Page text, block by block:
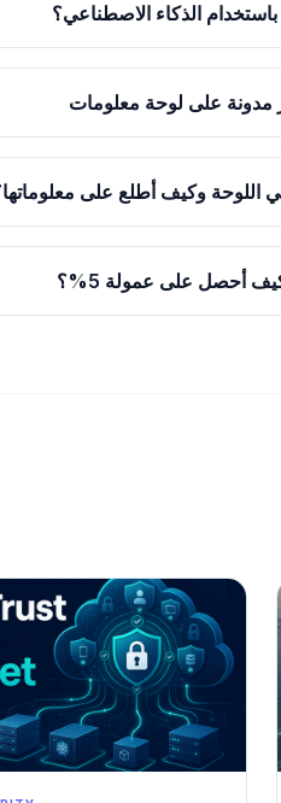
الذكاء الاصطناعي؟
اللوحة وكيف أطلع على
أحصل على عمولة 5%؟